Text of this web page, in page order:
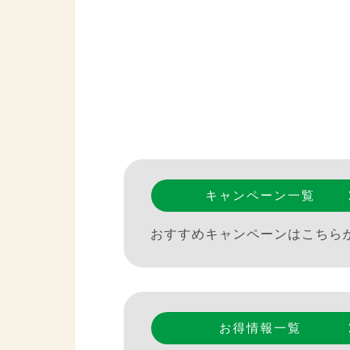
キャンペーン一覧
おすすめキャンペーンはこちら
お得情報一覧